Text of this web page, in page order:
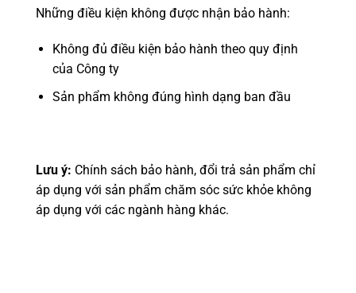
Những điều kiện không được nhận bảo hành:
Không đủ điều kiện bảo hành theo quy định
của Công ty
Sản phẩm không đúng hình dạng ban đầu
Lưu ý: Chính sách bảo hành, đổi trả sản phẩm chỉ
áp dụng với sản phẩm chăm sóc sức khỏe không
áp dụng với các ngành hàng khác.